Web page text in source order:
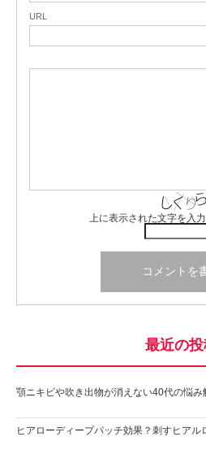
URL
上に表示された文字を入力
最近の
顎ニキビや吹き出物が消えない40代の悩み
ヒアローディープパッチ効果？刺すヒアル